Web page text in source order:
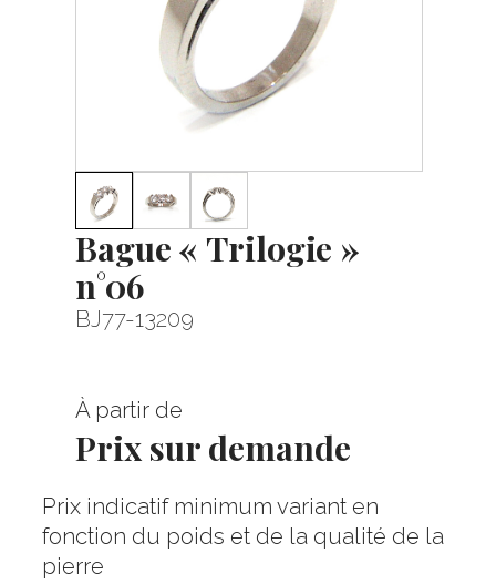
Bague « Trilogie »
n°06
BJ77-13209
À partir de
Prix sur demande
Prix indicatif minimum variant en
fonction du poids et de la qualité de la
pierre